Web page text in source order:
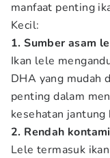
manfaat penting
Kecil:
1. Sumber asam
Ikan lele
DHA yang mudah
penting dalam
kesehatan jantung
2. Rendah
Lele termasuk